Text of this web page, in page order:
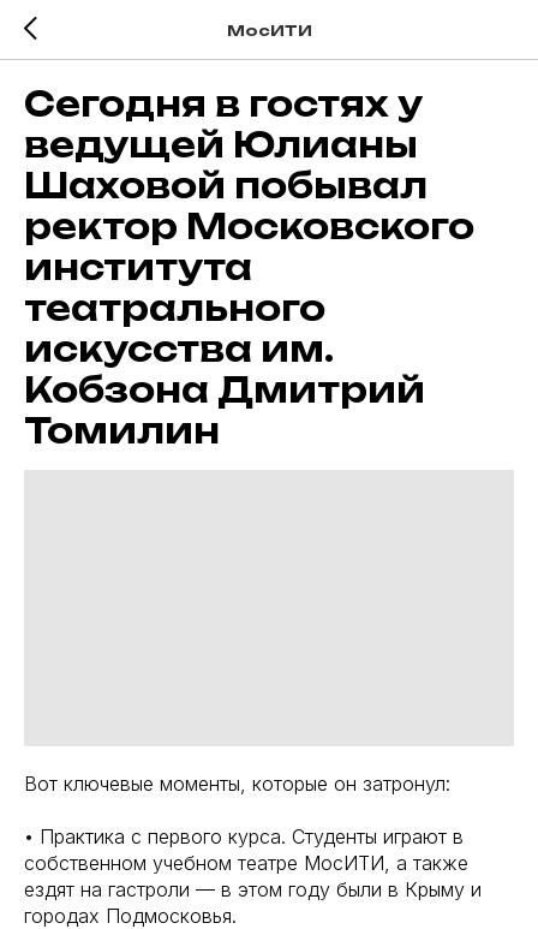
МосИТИ
Сегодня в гостях у
ведущей Юлианы
Шаховой побывал
ректор Московского
института
театрального
искусства им.
Кобзона Дмитрий
Томилин
Вот ключевые моменты, которые он затронул:
• Практика с первого курса. Студенты играют в
собственном учебном театре МосИТИ, а также
ездят на гастроли — в этом году были в Крыму и
городах Подмосковья.